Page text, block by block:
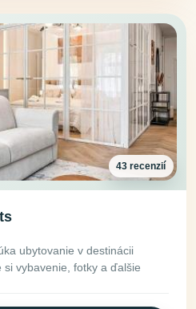
43 recenzií
ubytovanie v destinácii
si vybavenie, fotky a ďalšie